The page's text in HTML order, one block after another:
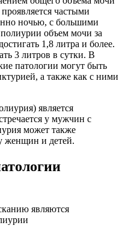
частыми
ночью, с большими
объем мочи за
1,8 литра и более.
3 литров в сутки. В
патологии могут быть
а также как с ними
является
у мужчин с
может также
женщин и детей.
являются